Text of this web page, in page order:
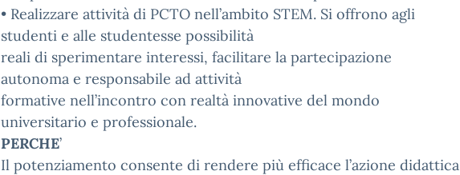
• Realizzare attività di PCTO nell’ambito STEM. Si offrono agli
studenti e alle studentesse possibilità
reali di sperimentare interessi, facilitare la partecipazione
autonoma e responsabile ad attività
formative nell’incontro con realtà innovative del mondo
universitario e professionale.
PERCHE’
Il potenziamento consente di rendere più efficace l’azione didattica